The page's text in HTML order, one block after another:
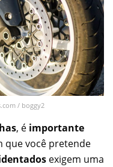
/ boggy2
, é importante
que você pretende
exigem uma